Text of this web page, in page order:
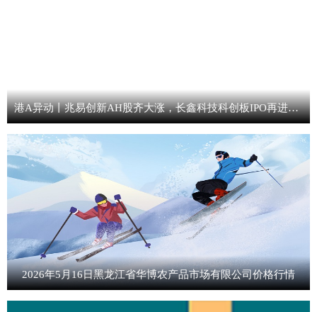
港A异动丨兆易创新AH股齐大涨，长鑫科技科创板IPO再进一步，兆易创新持股1.80%
2026年5月16日黑龙江省华博农产品市场有限公司价格行情